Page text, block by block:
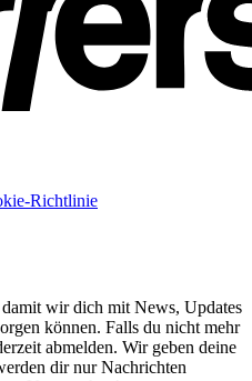
Richtlinie
wir dich mit News, Updates
können. Falls du nicht mehr
abmelden. Wir geben deine
dir nur Nachrichten